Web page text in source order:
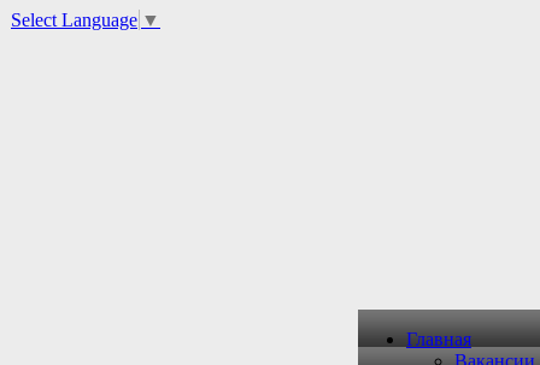
Select Language ▼
Главная
Вакансии